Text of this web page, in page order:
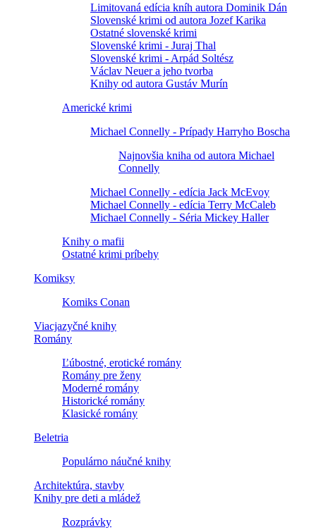
Limitovaná edícia kníh autora Dominik Dán
Slovenské krimi od autora Jozef Karika
Ostatné slovenské krimi
Slovenské krimi - Juraj Thal
Slovenské krimi - Arpád Soltész
Václav Neuer a jeho tvorba
Knihy od autora Gustáv Murín
Americké krimi
Michael Connelly - Prípady Harryho Boscha
Najnovšia kniha od autora Michael
Connelly
Michael Connelly - edícia Jack McEvoy
Michael Connelly - edícia Terry McCaleb
Michael Connelly - Séria Mickey Haller
Knihy o mafii
Ostatné krimi príbehy
Komiksy
Komiks Conan
Viacjazyčné knihy
Romány
Ľúbostné, erotické romány
Romány pre ženy
Moderné romány
Historické romány
Klasické romány
Beletria
Populárno náučné knihy
Architektúra, stavby
Knihy pre deti a mládež
Rozprávky